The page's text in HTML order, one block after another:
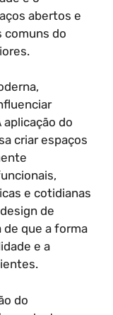
abertos e
comuns do
do
criar espaços
e cotidianas
de
de que a forma
e a
do